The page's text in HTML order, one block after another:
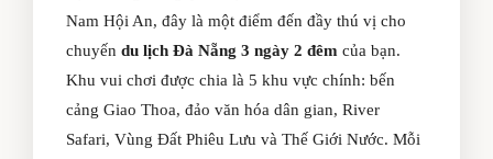
Nam Hội An, đây là một điểm đến đầy thú vị cho
chuyến du lịch Đà Nẵng 3 ngày 2 đêm của bạn.
Khu vui chơi được chia là 5 khu vực chính: bến
cảng Giao Thoa, đảo văn hóa dân gian, River
Safari, Vùng Đất Phiêu Lưu và Thế Giới Nước. Mỗi